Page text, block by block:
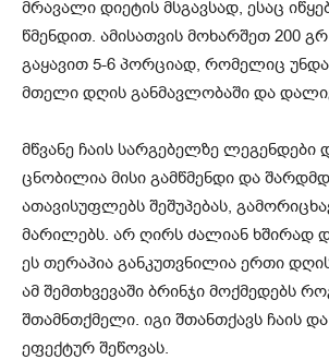
მრავალი დიეტის მსგავსად, ესაც
წმენდით. ამისათვის მოხარშეთ 200
გაყავით 5-6 პორციად, რომელიც
მთელი დღის განმავლობაში და
მწვანე ჩაის სარგებელზე ლეგენდები
ცნობილია მისი გამწმენდი და
ათავისუფლებს შეშუპებას,
მარილებს. არ ღირს ძალიან ხშირად
ეს თერაპია განკუთვნილია ერთი
ამ შემთხვევაში ბრინჯი მოქმედებს
შთამნთქმელი. იგი შთანთქავს ჩაის
ეფექტურ შეწოვას.